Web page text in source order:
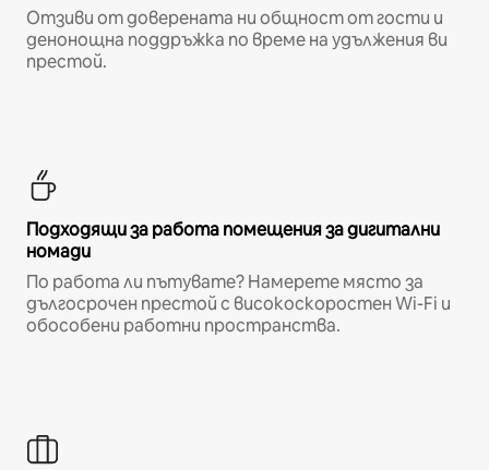
Отзиви от доверената ни общност от гости и
денонощна поддръжка по време на удължения ви
престой.
Подходящи за работа помещения за дигитални
номади
По работа ли пътувате? Намерете място за
дългосрочен престой с високоскоростен Wi-Fi и
обособени работни пространства.